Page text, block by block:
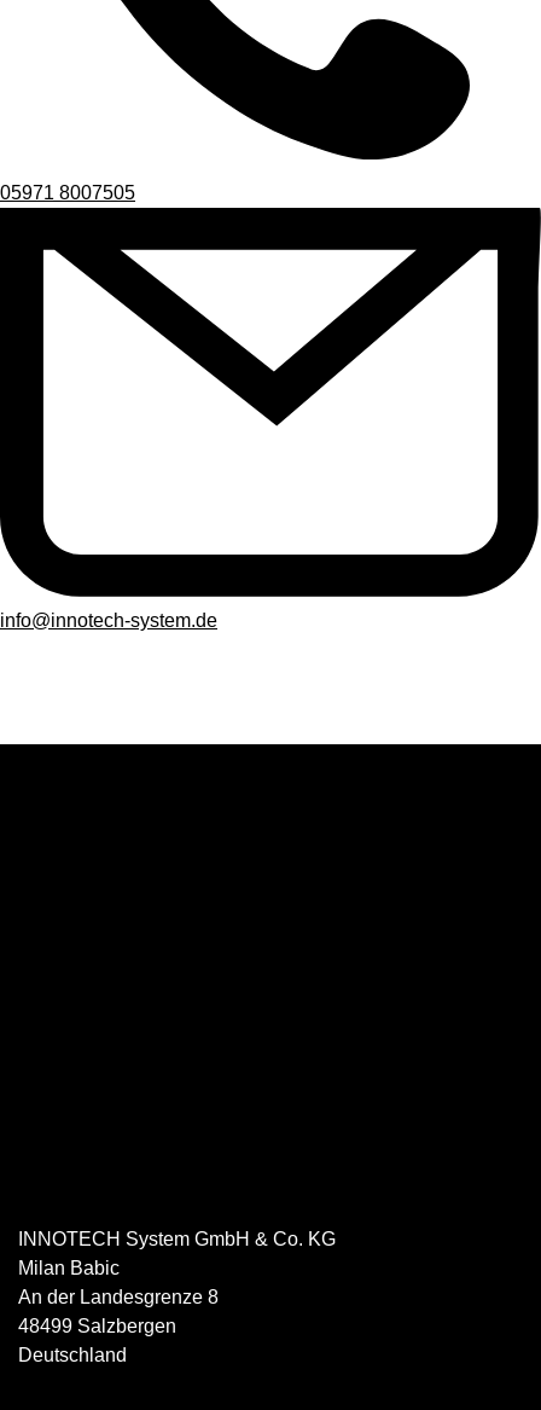
05971 8007505
info@innotech-system.de
INNOTECH System GmbH & Co. KG
Milan Babic
An der Landesgrenze 8
48499 Salzbergen
Deutschland